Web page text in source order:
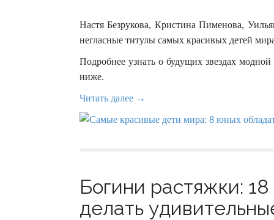
Настя Безрукова, Кристина Пименова,
негласные титулы самых красивых детей
Подробнее узнать о будущих звездах
ниже.
Читать далее →
Богини растяжки:
делать